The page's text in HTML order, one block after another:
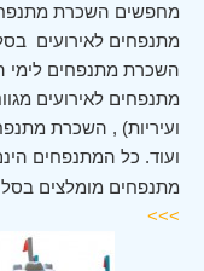
מחפשים השכרת
מתנפחים לאירועים
השכרת מתנפחים
מתנפחים לאירועים
ועיריות) , השכרת
ועוד. כל המתנפחים
מתנפחים מומלצים
>>>